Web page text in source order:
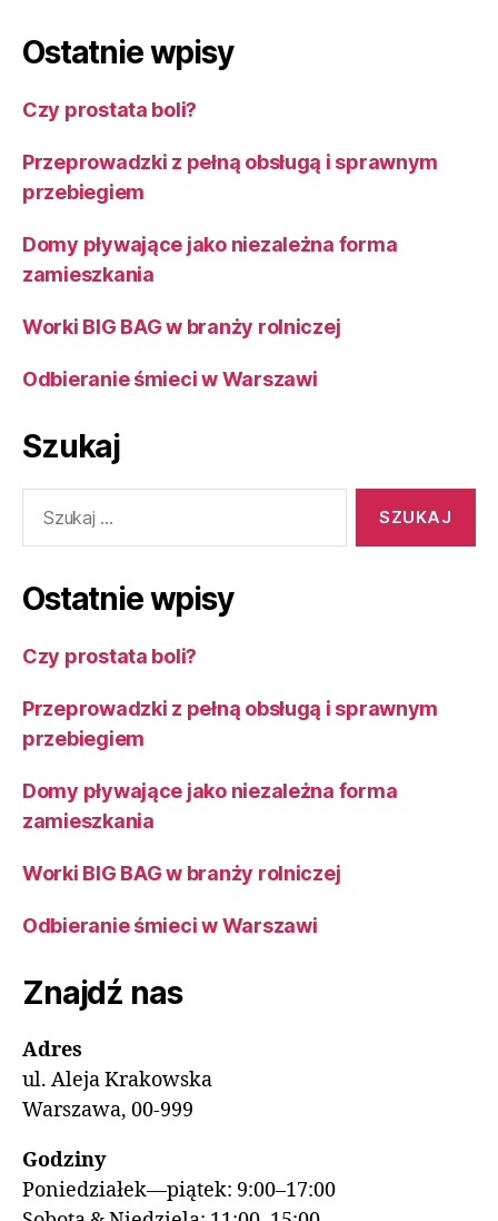
Ostatnie wpisy
Czy prostata boli?
Przeprowadzki z pełną obsługą i sprawnym
przebiegiem
Domy pływające jako niezależna forma
zamieszkania
Worki BIG BAG w branży rolniczej
Odbieranie śmieci w Warszawi
Szukaj
Ostatnie wpisy
Czy prostata boli?
Przeprowadzki z pełną obsługą i sprawnym
przebiegiem
Domy pływające jako niezależna forma
zamieszkania
Worki BIG BAG w branży rolniczej
Odbieranie śmieci w Warszawi
Znajdź nas
Adres
ul. Aleja Krakowska
Warszawa, 00-999
Godziny
Poniedziałek—piątek: 9:00–17:00